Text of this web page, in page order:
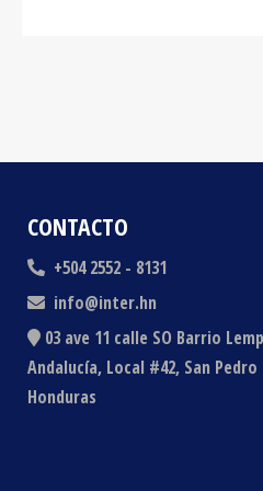
CONTACTO
+504 2552 - 8131
info@inter.hn
03 ave 11 calle SO Barrio
Andalucía, Local #42, San Pedro
Honduras